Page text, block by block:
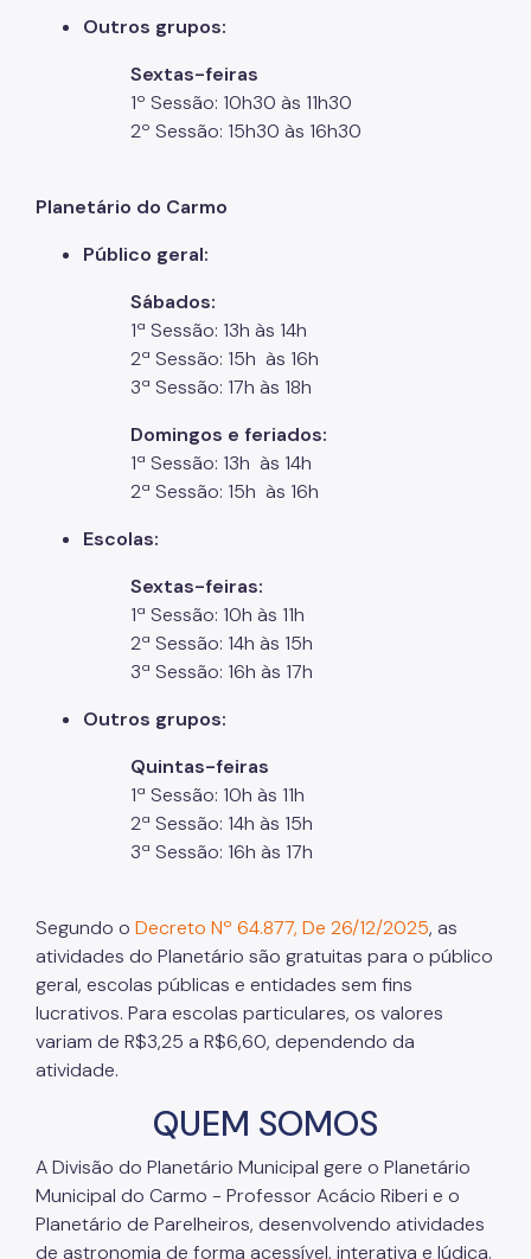
Outros grupos:
Sextas-feiras
1º Sessão: 10h30 às 11h30
2º Sessão: 15h30 às 16h30
Planetário do Carmo
Público geral:
Sábados:
1ª Sessão: 13h às 14h
2ª Sessão: 15h às 16h
3ª Sessão: 17h às 18h
Domingos e feriados:
1ª Sessão: 13h às 14h
2ª Sessão: 15h às 16h
Escolas:
Sextas-feiras:
1ª Sessão: 10h às 11h
2ª Sessão: 14h às 15h
3ª Sessão: 16h às 17h
Outros grupos:
Quintas-feiras
1ª Sessão: 10h às 11h
2ª Sessão: 14h às 15h
3ª Sessão: 16h às 17h
Segundo o Decreto Nº 64.877, De 26/12/2025, as
atividades do Planetário são gratuitas para o público
geral, escolas públicas e entidades sem fins
lucrativos. Para escolas particulares, os valores
variam de R$3,25 a R$6,60, dependendo da
atividade.
QUEM SOMOS
A Divisão do Planetário Municipal gere o Planetário
Municipal do Carmo - Professor Acácio Riberi e o
Planetário de Parelheiros, desenvolvendo atividades
de astronomia de forma acessível, interativa e lúdica.